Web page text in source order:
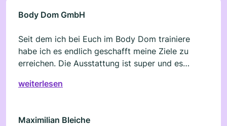
Body Dom GmbH
Seit dem ich bei Euch im Body Dom trainiere
habe ich es endlich geschafft meine Ziele zu
erreichen. Die Ausstattung ist super und es
zu kommen! Kann es jedem weiterempfehlen.
weiterlesen
Maximilian Bleiche